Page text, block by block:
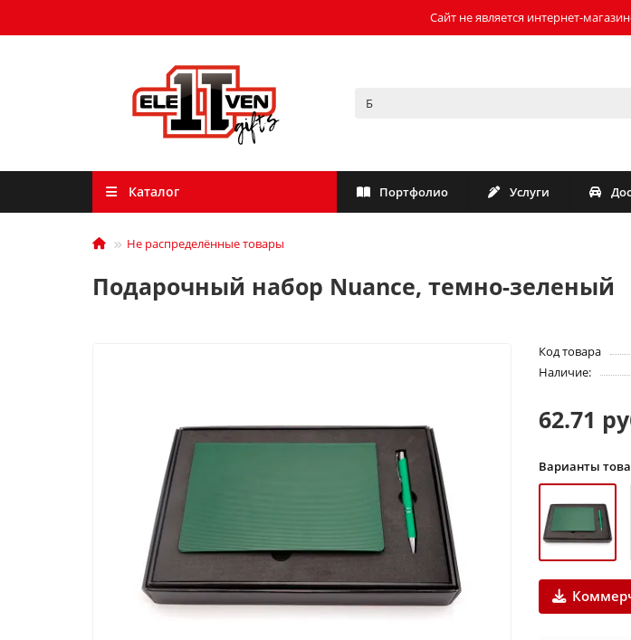
Сайт не является интернет-
Каталог Портфолио Услуги
Не распределённые товары
Подарочный набор Nuance, темно-зеленый
Код товара
Наличие:
62.71
Варианты